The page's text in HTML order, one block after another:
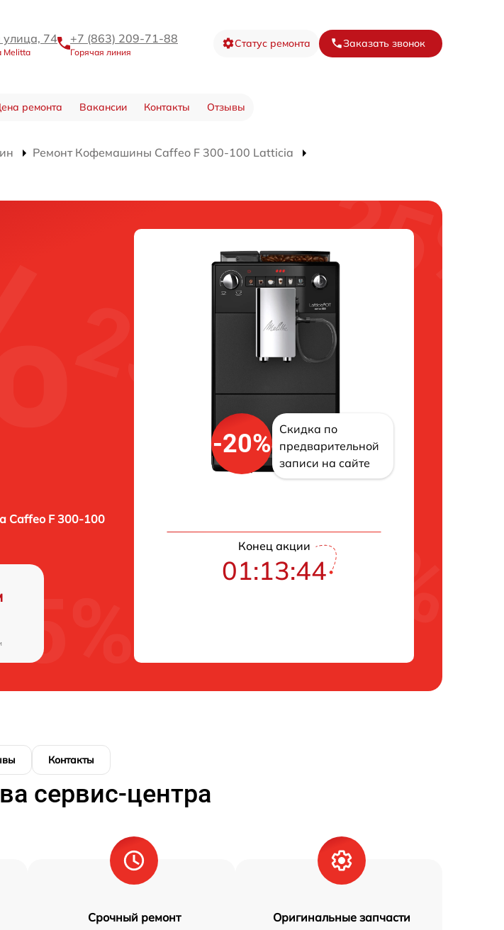
улица, 74
Melitta
+7 (863) 209-71-88
Горячая линия
Статус ремонта Заказать звонок
ремонта Вакансии Контакты Отзывы
Ремонт Кофемашины Caffeo F 300-100 Latticia
Caffeo F 300-100
-20%
Скидка по
предварительной
записи на сайте
Конец акции
01:13:43
Контакты
сервис-центра
Срочный ремонт Оригинальные запчасти